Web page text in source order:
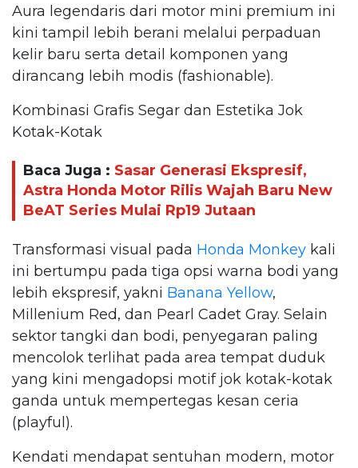
Aura legendaris dari motor mini premium ini
kini tampil lebih berani melalui perpaduan
kelir baru serta detail komponen yang
dirancang lebih modis (fashionable).
Kombinasi Grafis Segar dan Estetika Jok
Kotak-Kotak
Baca Juga : Sasar Generasi Ekspresif,
Astra Honda Motor Rilis Wajah Baru New
BeAT Series Mulai Rp19 Jutaan
Transformasi visual pada Honda Monkey kali
ini bertumpu pada tiga opsi warna bodi yang
lebih ekspresif, yakni Banana Yellow,
Millenium Red, dan Pearl Cadet Gray. Selain
sektor tangki dan bodi, penyegaran paling
mencolok terlihat pada area tempat duduk
yang kini mengadopsi motif jok kotak-kotak
ganda untuk mempertegas kesan ceria
(playful).
Kendati mendapat sentuhan modern, motor